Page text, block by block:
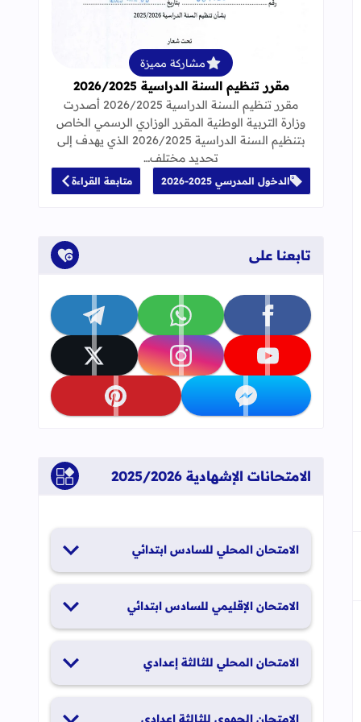
المستوى الثالث عربية
العلامات المرجعية
قراءة المزيد عن مقرر تنظيم السنة الدراسية
مشاركة مميزة
مقرر تنظيم السنة الدراسية 2026/2025
مقرر تنظيم السنة الدراسية 2026/2025 أصدرت
وزارة التربية الوطنية المقرر الوزاري الرسمي الخاص
بتنظيم السنة الدراسية 2026/2025 الذي يهدف إلى
تحديد مختلف…
الدخول المدرسي 2025-2026 متابعة القراءة
تابعنا على
تابعنا على facebook تابعنا على whatsapp تابعنا على telegram
تابعنا على youtube تابعنا على instagram تابعنا على x
تابعنا على messenger تابعنا على pinterest
الامتحانات الإشهادية 2025/2026
الامتحان المحلي للسادس ابتدائي
الامتحان الإقليمي للسادس ابتدائي
الامتحان المحلي للثالثة إعدادي
الامتحان الجهوي للثالثة إعدادي